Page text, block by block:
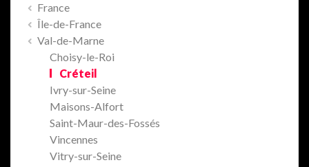
France
Île-de-France
Val-de-Marne
Choisy-le-Roi
Créteil
Ivry-sur-Seine
Maisons-Alfort
Saint-Maur-des-Fossés
Vincennes
Vitry-sur-Seine